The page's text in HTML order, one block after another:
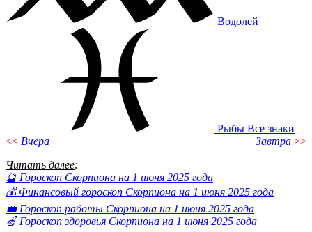
Водолей
Рыбы Все знаки
<< Вчера Завтра >>
Читать далее:
🔮 Гороскоп Скорпиона на 1 июня 2025 года
💰 Финансовый гороскоп Скорпиона на 1 июня 2025 года
💼 Гороскоп работы Скорпиона на 1 июня 2025 года
🍏 Гороскоп здоровья Скорпиона на 1 июня 2025 года